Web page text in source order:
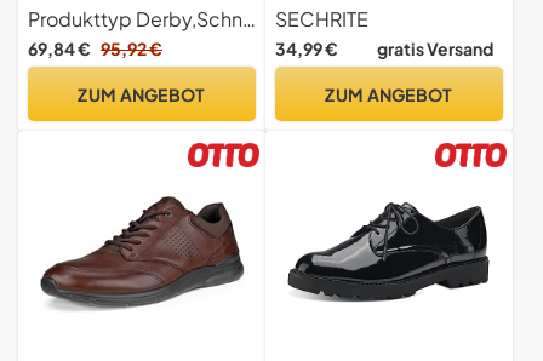
Männer Businessschuhe |
Derby | Normalweit | Leder
| Businessschuhe | Derby |
10.5 UK
Produkttyp Derby,Schnürschuhe,Businessschuhe,Schnürschuhe,Schnürer,Businessschuhe,Anzugschuhe,Derby Schnürung,Office,Büro,Freizeit
69,84 € 95,92 €
ZUM ANGEBOT
Schuhe Weiß Mädchen Tanz
Turnschuhe Dance Jazz
Sneaker Tanzschuhe
Yoga Training Aerobic
SECHRITE
34,99 € gratis Versand
ZUM ANGEBOT